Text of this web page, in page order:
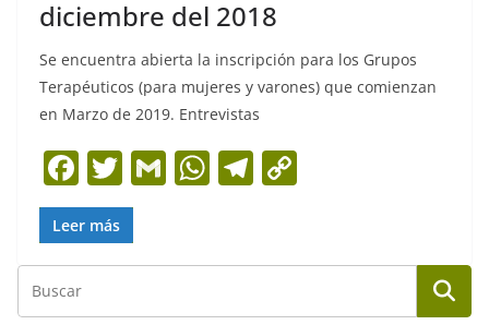
diciembre del 2018
Se encuentra abierta la inscripción para los Grupos
Terapéuticos (para mujeres y varones) que comienzan
en Marzo de 2019. Entrevistas
F
a
c
e
b
T
w
itt
er
G
l
W
s
A
T
gr
a
y
Li
Leer más